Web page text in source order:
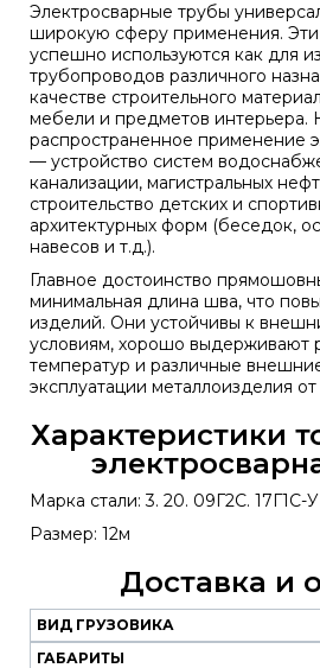
Электросварные трубы
широкую сферу применения. Эти
успешно используются как для
трубопроводов различного
качестве строительного
мебели и предметов интерьера.
распространенное применение
— устройство систем
канализации, магистральных
строительство детских и
архитектурных форм (беседок,
навесов и т.д.).
Главное достоинство
минимальная длина шва, что
изделий. Они устойчивы к
условиям, хорошо выдерживают
температур и различные
эксплуатации металлоизделия от
Характеристики
Марка стали: 3. 20. 09Г2С. 17Г1С-У
Размер: 12м
Доставка и
Наш
транспорт
ВИД ГРУЗОВИКА
ГАБАРИТЫ